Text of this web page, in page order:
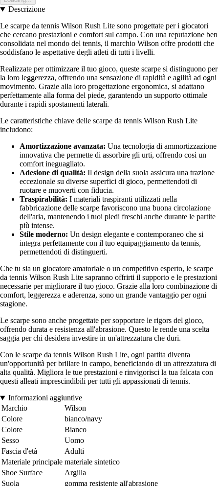
Descrizione
Le scarpe da tennis Wilson Rush Lite sono progettate per i giocatori
che cercano prestazioni e comfort sul campo. Con una reputazione ben
consolidata nel mondo del tennis, il marchio Wilson offre prodotti che
soddisfano le aspettative degli atleti di tutti i livelli.
Realizzate per ottimizzare il tuo gioco, queste scarpe si distinguono per
la loro leggerezza, offrendo una sensazione di rapidità e agilità ad ogni
movimento. Grazie alla loro progettazione ergonomica, si adattano
perfettamente alla forma del piede, garantendo un supporto ottimale
durante i rapidi spostamenti laterali.
Le caratteristiche chiave delle scarpe da tennis Wilson Rush Lite
includono:
Amortizzazione avanzata: Una tecnologia di ammortizzazione
innovativa che permette di assorbire gli urti, offrendo così un
comfort ineguagliato.
Adesione di qualità: Il design della suola assicura una trazione
eccezionale su diverse superfici di gioco, permettendoti di
ruotare e muoverti con fiducia.
Traspirabilità: I materiali traspiranti utilizzati nella
fabbricazione delle scarpe favoriscono una buona circolazione
dell'aria, mantenendo i tuoi piedi freschi anche durante le partite
più intense.
Stile moderno: Un design elegante e contemporaneo che si
integra perfettamente con il tuo equipaggiamento da tennis,
permettendoti di distinguerti.
Che tu sia un giocatore amatoriale o un competitivo esperto, le scarpe
da tennis Wilson Rush Lite sapranno offrirti il supporto e le prestazioni
necessarie per migliorare il tuo gioco. Grazie alla loro combinazione di
comfort, leggerezza e aderenza, sono un grande vantaggio per ogni
stagione.
Le scarpe sono anche progettate per sopportare le rigors del gioco,
offrendo durata e resistenza all'abrasione. Questo le rende una scelta
saggia per chi desidera investire in un'attrezzatura che duri.
Con le scarpe da tennis Wilson Rush Lite, ogni partita diventa
un'opportunità per brillare in campo, beneficiando di un attrezzatura di
alta qualità. Migliora le tue prestazioni e rinvigorisci la tua falcata con
questi alleati imprescindibili per tutti gli appassionati di tennis.
Informazioni aggiuntive
Marchio
Wilson
Colore
bianco/navy
Colore
Bianco
Sesso
Uomo
Fascia d'età
Adulti
Materiale principale materiale sintetico
Shoe Surface
Argilla
Suola
gomma resistente all'abrasione